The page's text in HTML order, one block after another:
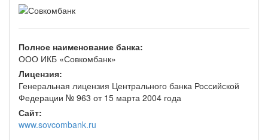
Полное наименование банка:
ООО ИКБ «Совкомбанк»
Лицензия:
Генеральная лицензия Центрального банка Российской
Федерации № 963 от 15 марта 2004 года
Сайт:
www.sovcombank.ru